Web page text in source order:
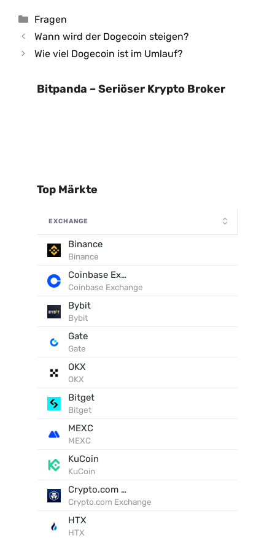
Kategorien
Fragen
Wann wird der Dogecoin steigen?
Wie viel Dogecoin ist im Umlauf?
Bitpanda – Seriöser Krypto Broker
Top Märkte
EXCHANGE
Binance
Binance
Coinbase Exchange
Coinbase Exchange
Bybit
Bybit
Gate
Gate
OKX
OKX
Bitget
Bitget
MEXC
MEXC
KuCoin
KuCoin
Crypto.com Exchange
Crypto.com Exchange
HTX
HTX